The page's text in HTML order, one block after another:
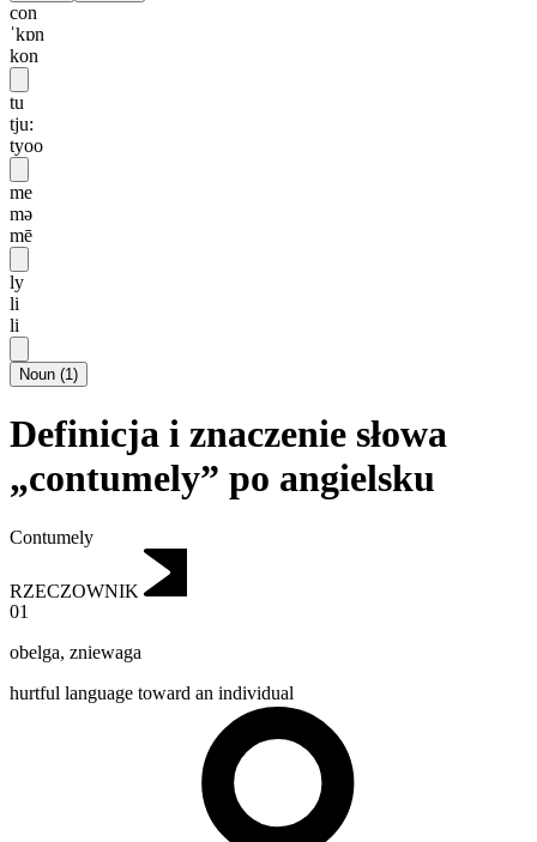
con
ˈkɒn
kon
tu
tju:
tyoo
me
mə
mē
ly
li
li
Noun (1)
Definicja i znaczenie słowa
„contumely” po angielsku
Contumely
RZECZOWNIK
01
obelga, zniewaga
hurtful language toward an individual